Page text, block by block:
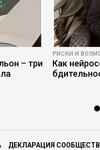
– три
РИСКИ И
Как
ДЕКЛАРАЦИЯ